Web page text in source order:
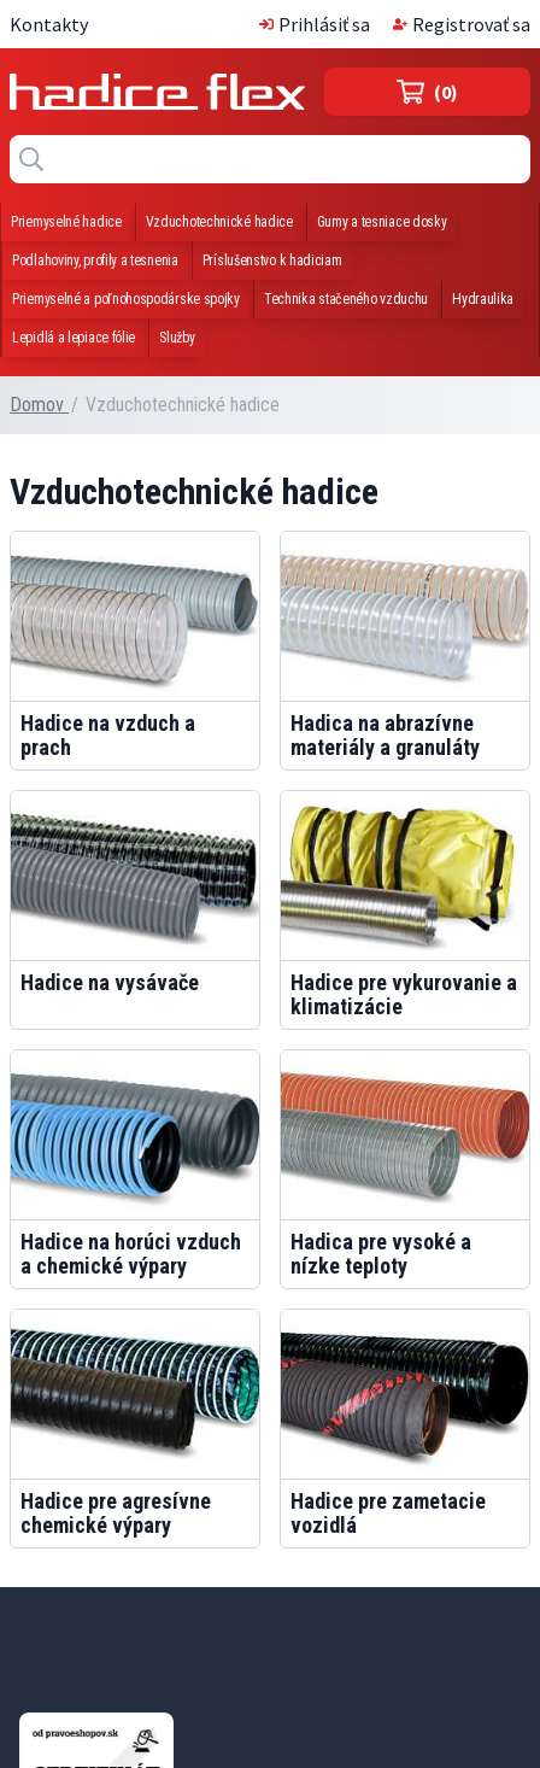
Kontakty Prihlásiť sa Registrovať sa
(0)
Priemyselné hadice Vzduchotechnické hadice Gumy a tesniace dosky
Podlahoviny, profily a tesnenia Príslušenstvo k hadiciam
Priemyselné a poľnohospodárske spojky Technika stačeného vzduchu Hydraulika
Lepidlá a lepiace fólie Služby
Domov / Vzduchotechnické hadice
Vzduchotechnické hadice
Hadice na vzduch a
prach
Hadica na abrazívne
materiály a granuláty
Hadice na vysávače
Hadice pre vykurovanie a
klimatizácie
Hadice na horúci vzduch
a chemické výpary
Hadica pre vysoké a
nízke teploty
Hadice pre agresívne
chemické výpary
Hadice pre zametacie
vozidlá